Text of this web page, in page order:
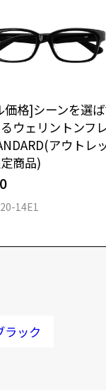
価格]シーンを選
ウェリントンフ
アウトレ
商品)
14E1
ラック